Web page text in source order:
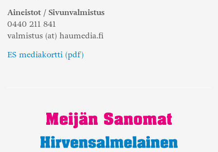
Aineistot / Sivunvalmistus
0440 211 841
valmistus (at) haumedia.fi
ES mediakortti (pdf)